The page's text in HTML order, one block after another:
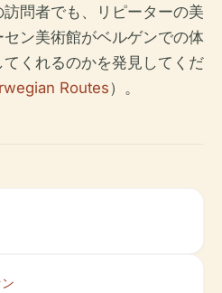
問者でも、リピーターの美
ン美術館がベルゲンでの体
くれるのかを発見してくだ
Routes）。